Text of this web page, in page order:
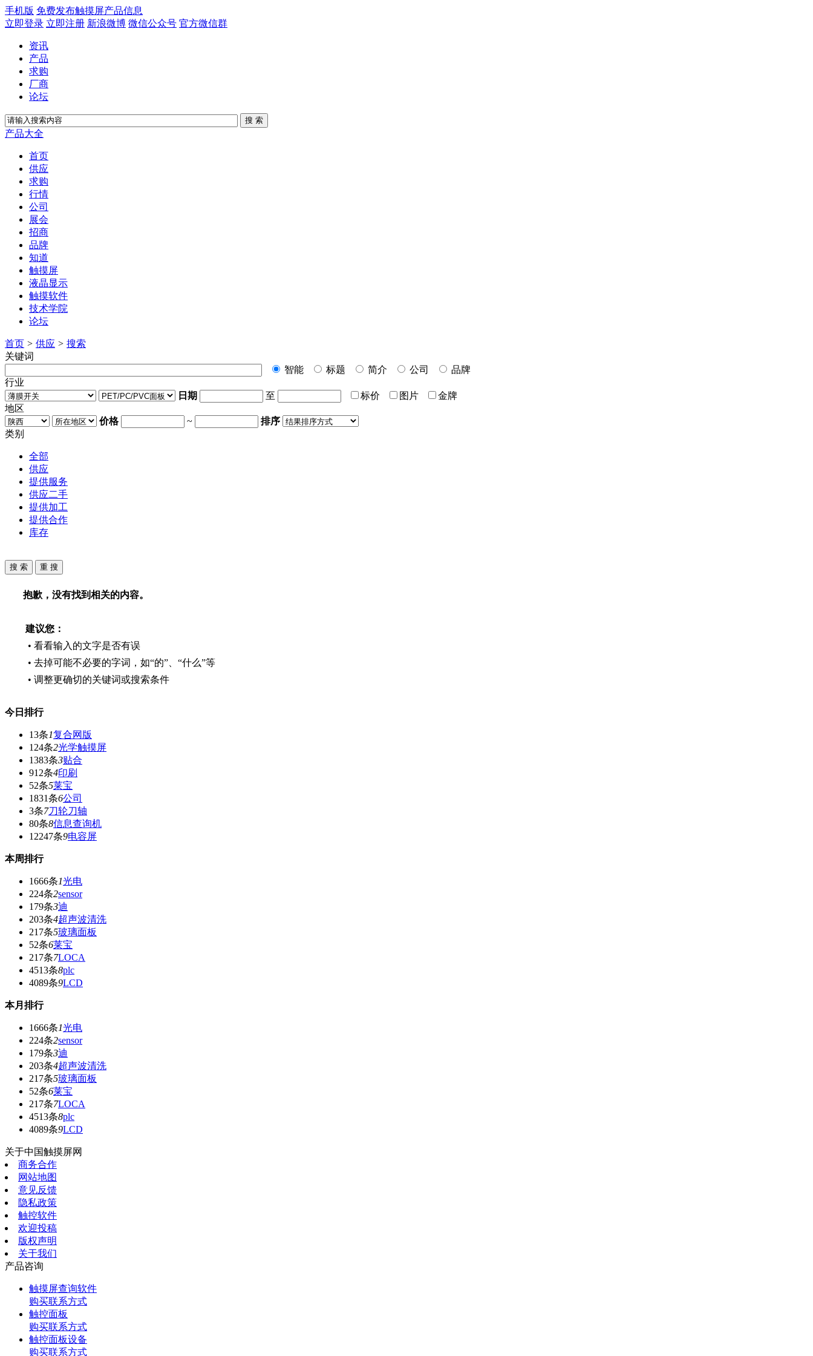
手机版 免费发布触摸屏产品信息
立即登录 立即注册 新浪微博 微信公众号 官方微信群
资讯
产品
求购
厂商
论坛
产品大全
首页
供应
求购
行情
公司
展会
招商
品牌
知道
触摸屏
液晶显示
触摸软件
技术学院
论坛
首页 > 供应 > 搜索
关键词
智能
标题 简介 公司
品牌
行业
日期
至 标价 图片
金牌
地区
价格
~
排序
类别
全部
供应
提供服务
供应二手
提供加工
提供合作
库存
抱歉，没有找到相关的内容。
建议您：
• 看看输入的文字是否有误
• 去掉可能不必要的字词，如“的”、“什么”等
• 调整更确切的关键词或搜索条件
今日排行
13条1复合网版
124条2光学触摸屏
1383条3贴合
912条4印刷
52条5莱宝
1831条6公司
3条7刀轮刀轴
80条8信息查询机
12247条9电容屏
本周排行
1666条1光电
224条2sensor
179条3迪
203条4超声波清洗
217条5玻璃面板
52条6莱宝
217条7LOCA
4513条8plc
4089条9LCD
本月排行
1666条1光电
224条2sensor
179条3迪
203条4超声波清洗
217条5玻璃面板
52条6莱宝
217条7LOCA
4513条8plc
4089条9LCD
关于中国触摸屏网
商务合作
网站地图
意见反馈
隐私政策
触控软件
欢迎投稿
版权声明
关于我们
产品咨询
触摸屏查询软件
购买联系方式
触控面板
购买联系方式
触控面板设备
购买联系方式